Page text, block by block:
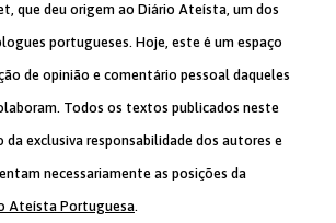
que deu origem ao Diário Ateísta, um dos
portugueses. Hoje, este é um espaço
de opinião e comentário pessoal daqueles
Todos os textos publicados neste
da exclusiva responsabilidade dos autores e
necessariamente as posições da
Ateísta Portuguesa.